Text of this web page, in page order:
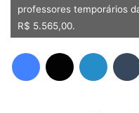
professores temporários
R$ 5.565,00.